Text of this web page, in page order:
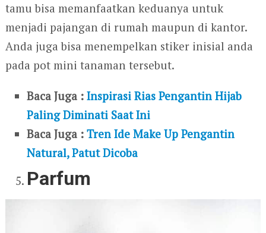
tamu bisa memanfaatkan keduanya untuk
menjadi pajangan di rumah maupun di kantor.
Anda juga bisa menempelkan stiker inisial anda
pada pot mini tanaman tersebut.
Baca Juga :Inspirasi Rias Pengantin Hijab
Paling Diminati Saat Ini
Baca Juga :Tren Ide Make Up Pengantin
Natural, Patut Dicoba
Parfum